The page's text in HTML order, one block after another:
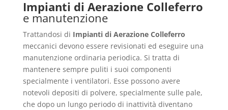
Impianti di Aerazione Colleferro
e manutenzione
Trattandosi di Impianti di Aerazione Colleferro
meccanici devono essere revisionati ed eseguire una
manutenzione ordinaria periodica. Si tratta di
mantenere sempre puliti i suoi componenti
specialmente i ventilatori. Esse possono avere
notevoli depositi di polvere, specialmente sulle pale,
che dopo un lungo periodo di inattività diventano